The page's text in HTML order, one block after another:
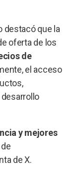
destacó que la
oferta de los
de
el acceso
y mejores
de X.